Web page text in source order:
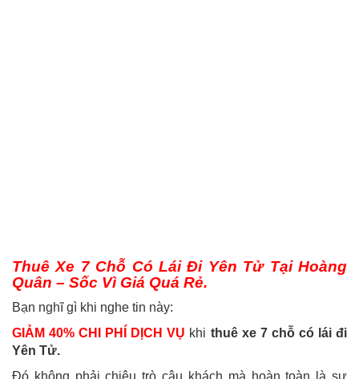
Thuê Xe 7 Chỗ Có Lái Đi Yên Tử Tại Hoàng
Quân – Sốc Vì Giá Quá Rẻ.
Bạn nghĩ gì khi nghe tin này:
GIẢM 40% CHI PHÍ DỊCH VỤ khi thuê xe 7 chỗ có lái đi
Yên Tử.
Đó không phải chiêu trò câu khách mà hoàn toàn là sự